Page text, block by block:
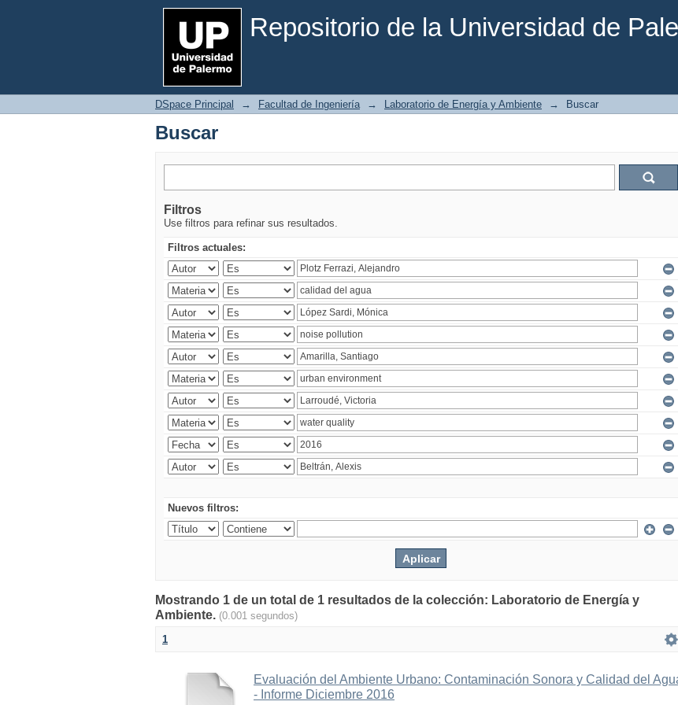
Repositorio de la Universidad de
Buscar
DSpace Principal → Facultad de Ingeniería → Laboratorio de Energía y Ambiente → Buscar
Buscar
Filtros
Use filtros para refinar sus resultados.
Filtros actuales:
Nuevos filtros:
Mostrando 1 de un total de 1 resultados de la colección: Laboratorio de Energía y
Ambiente. (0.001 segundos)
1
Evaluación del Ambiente Urbano: Contaminación Sonora y Calidad del
- Informe Diciembre 2016